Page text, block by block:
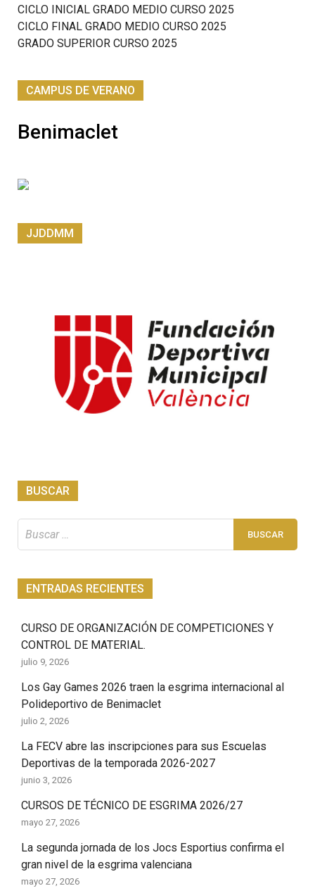
CICLO INICIAL GRADO MEDIO CURSO 2025
CICLO FINAL GRADO MEDIO CURSO 2025
GRADO SUPERIOR CURSO 2025
CAMPUS DE VERANO
Benimaclet
JJDDMM
BUSCAR
ENTRADAS RECIENTES
CURSO DE ORGANIZACIÓN DE COMPETICIONES Y
CONTROL DE MATERIAL.
julio 9, 2026
Los Gay Games 2026 traen la esgrima internacional al
Polideportivo de Benimaclet
julio 2, 2026
La FECV abre las inscripciones para sus Escuelas
Deportivas de la temporada 2026-2027
junio 3, 2026
CURSOS DE TÉCNICO DE ESGRIMA 2026/27
mayo 27, 2026
La segunda jornada de los Jocs Esportius confirma el
gran nivel de la esgrima valenciana
mayo 27, 2026